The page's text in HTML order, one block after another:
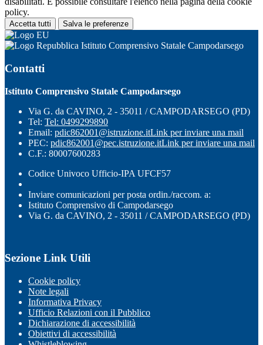
policy.
Accetta tutti Salva le preferenze
Istituto Comprensivo Statale Campodarsego
Contatti
Istituto Comprensivo Statale Campodarsego
Via G. da CAVINO, 2 - 35011 / CAMPODARSEGO (PD)
Tel: Tel: 0499299890
Email: pdic862001@istruzione.itLink per inviare una mail
PEC: pdic862001@pec.istruzione.itLink per inviare una mail
C.F.: 80007600283
Codice Univoco Ufficio-IPA UFCF57
Inviare comunicazioni per posta ordin./raccom. a:
Istituto Comprensivo di Campodarsego
Via G. da CAVINO, 2 - 35011 / CAMPODARSEGO (PD)
Sezione Link Utili
Cookie policy
Note legali
Informativa Privacy
Ufficio Relazioni con il Pubblico
Dichiarazione di accessibilità
Obiettivi di accessibilità